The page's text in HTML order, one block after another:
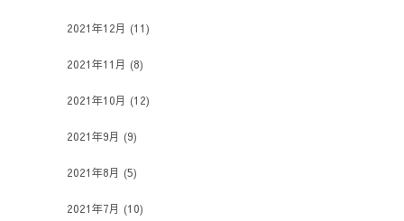
2021年12月 (11)
2021年11月 (8)
2021年10月 (12)
2021年9月 (9)
2021年8月 (5)
2021年7月 (10)